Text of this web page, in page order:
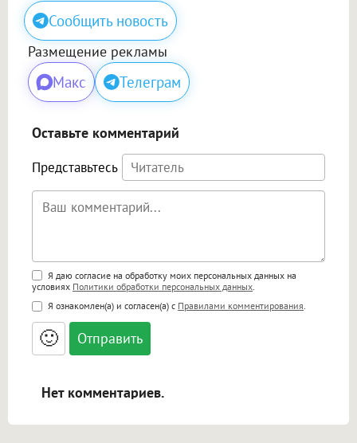
Сообщить новость
Размещение рекламы
Макс Телеграм
Оставьте комментарий
Представьтесь
Поддержка HTML
<b>, <strong>, <u>, <i>, <em>, <s>, <big>,
<small>, <sup>, <sub>, <pre>, <ul>, <ol>, <li>,
<blockquote>, <code> экранирует HTML,
адреса URL автоматически становятся
ссылками, и [img]адрес[/img] будет
Я даю согласие на обработку моих персональных данных на
условиях Политики обработки персональных данных.
Я ознакомлен(а) и согласен(а) с Правилами комментирования.
🙂
Нет комментариев.